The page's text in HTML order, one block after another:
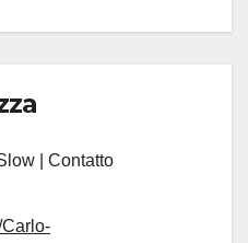
| Contatto